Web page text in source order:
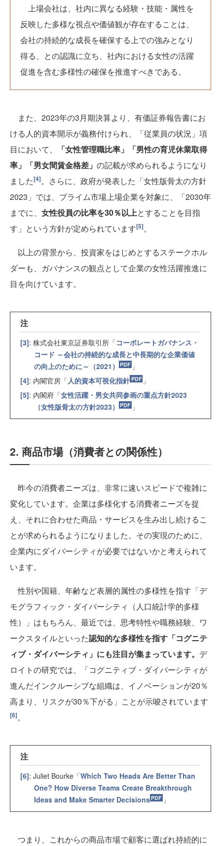
上場会社は、社内に異なる経験・技能・属性を
反映した多様な視点や価値観が存在することは、
会社の持続的な成長を確保する上での強みとなり
得る、との認識に立ち、社内における女性の活躍
促進を含む多様性の確保を推進すべきである。
また、2023年の3月期決算より、有価証券報告書にお
ける人的資本開示が義務付けられ、「従業員の状況」項
目において、
「女性管理職比率」「男性の育児休業取得
率」「男女間賃金格差」 の記載が求められるようになり
ました[4]。さらに、政府が発表した「女性版骨太の方針
2023」では、プライム市場上場企業を対象に、「2030年
までに、 女性役員の比率を30％以上とすることを目指
す」という方針が定められています[5]。
以上の背景から、投資家をはじめとするステークホル
ダーも、ガバナンスの観点として企業の女性活躍推進に
目を向けています。
注
[3]: 株式会社東京証券取引所「コーポレートガバナンス・
コード ～会社の持続的な成長と中長期的な企業価値
の向上のために～（2021）
」
[4]: 内閣官房「 人的資本可視化指針
」
[5]: 内閣府「女性活躍・男女共同参画の重点方針2023
（女性版骨太の方針2023）
」
2. 商品市場（消費者との関係性）
昨今の消費者ニーズは、非常に速いスピードで複雑に
変化しています。企業は多様化する消費者ニーズを捉
え、それに合わせた商品・サービスを生み出し続けるこ
とが求められるようになりました。その実現のために、
企業内にダイバーシティが必要ではないかと考えられて
います。
性別や国籍、年齢など表層的属性の多様性を指す「デ
モグラフィック・ダイバーシティ（人口統計学的多様
性）」はもちろん、最近では、思考特性や職務経験、ワ
ークスタイルといった認知的な多様性を指す「コグニテ
ィブ・ダイバーシティ」にも注目が集まっています。 デ
ロイトの研究では、「コグニティブ・ダイバーシティが
進んだインクルーシブな組織は、イノベーションが20％
高まり、リスクが30％下がる」ことが示唆されています
[6]。
注
[6]: Juliet Bourke「Which Two Heads Are Better Than
One? How Diverse Teams Create Breakthrough
Ideas and Make Smarter Decisions
」
つまり、これからの商品市場で顧客に選ばれ持続的に